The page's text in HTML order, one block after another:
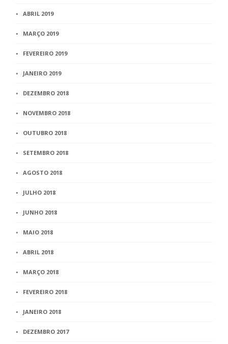
ABRIL 2019
MARÇO 2019
FEVEREIRO 2019
JANEIRO 2019
DEZEMBRO 2018
NOVEMBRO 2018
OUTUBRO 2018
SETEMBRO 2018
AGOSTO 2018
JULHO 2018
JUNHO 2018
MAIO 2018
ABRIL 2018
MARÇO 2018
FEVEREIRO 2018
JANEIRO 2018
DEZEMBRO 2017